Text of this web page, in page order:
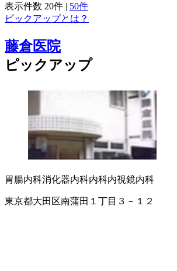
表示件数 20件 | 50件
ピックアップとは？
藤倉医院
ピックアップ
胃腸内科消化器内科内科内視鏡内科
東京都大田区南蒲田１丁目３－１２